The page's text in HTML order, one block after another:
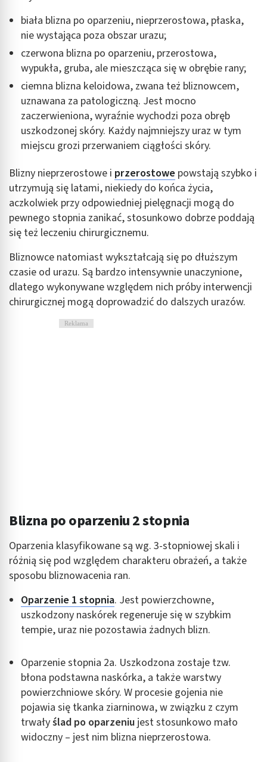
biała blizna po oparzeniu, nieprzerostowa, płaska,
nie wystająca poza obszar urazu;
czerwona blizna po oparzeniu, przerostowa,
wypukła, gruba, ale mieszcząca się w obrębie rany;
ciemna blizna keloidowa, zwana też bliznowcem,
uznawana za patologiczną. Jest mocno
zaczerwieniona, wyraźnie wychodzi poza obręb
uszkodzonej skóry. Każdy najmniejszy uraz w tym
miejscu grozi przerwaniem ciągłości skóry.
Blizny nieprzerostowe i przerostowe powstają szybko i
utrzymują się latami, niekiedy do końca życia,
aczkolwiek przy odpowiedniej pielęgnacji mogą do
pewnego stopnia zanikać, stosunkowo dobrze poddają
się też leczeniu chirurgicznemu.
Bliznowce natomiast wykształcają się po dłuższym
czasie od urazu. Są bardzo intensywnie unaczynione,
dlatego wykonywane względem nich próby interwencji
chirurgicznej mogą doprowadzić do dalszych urazów.
Reklama
Blizna po oparzeniu 2 stopnia
Oparzenia klasyfikowane są wg. 3-stopniowej skali i
różnią się pod względem charakteru obrażeń, a także
sposobu bliznowacenia ran.
Oparzenie 1 stopnia. Jest powierzchowne,
uszkodzony naskórek regeneruje się w szybkim
tempie, uraz nie pozostawia żadnych blizn.
Oparzenie stopnia 2a. Uszkodzona zostaje tzw.
błona podstawna naskórka, a także warstwy
powierzchniowe skóry. W procesie gojenia nie
pojawia się tkanka ziarninowa, w związku z czym
trwałyślad po oparzeniu jest stosunkowo mało
widoczny – jest nim blizna nieprzerostowa.